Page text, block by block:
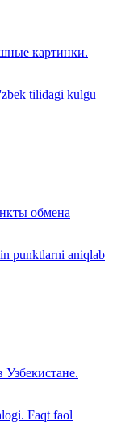
картинки.
tilidagi kulgu
обмена
punktlarni aniqlab
Faqt faol